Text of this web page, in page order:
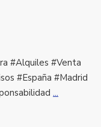
#Alquiles #Venta
#España #Madrid
...